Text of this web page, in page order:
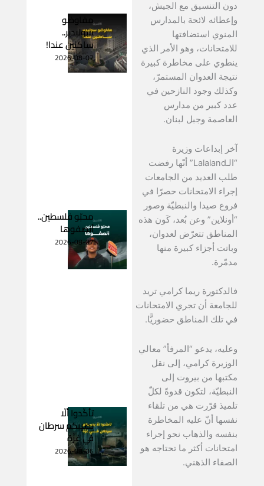
دون التنسيق مع الجيش،
وإعطائه لائحة بالمدارس
المنوي استضافتها
للامتحانات، وهو الأمر الذي
ينطوي على مخاطرة كبيرة
نتيجة العدوان المستمرّ،
وكذلك وجود النازحين في
عدد كبير من مدارس
العاصمة وجبل لبنان.
آخر إبداعات وزيرة
“الـLalaland” أنّها رفضت
طلب العديد من الجامعات
إجراء الامتحانات حصرًا في
فروع صيدا والنبطيّة وصور
“أونلاين” وعن بُعد، كَون هذه
المناطق تتعرّض لعدوان،
وباتت أجزاء كبيرة منها
مدمّرة.
فالدكتورة ريما كرامي تريد
للجامعة أن تجري الامتحانات
في تلك المناطق حضوريًّا.
وعليه، يدعو “المرفأ” معالي
الوزيرة كرامي، إلى نقل
مكتبها من بيروت إلى
النبطيّة، لتكون قدوةً لكلّ
تلميذ قرّرت هي من تلقاء
نفسها أنّ عليه المخاطرة
بنفسه والذهاب نحو إجراء
امتحانات أكثر ما تحتاجه هو
الصفاء الذهني.
مفاوضو
سوليدير..
ساكنين عندا!
2026-08-07
محبّو فلسطين..
أنصفوها
2026-08-07
تأكّدوا ألّا
يصيبكم سرطان
في غزّة
2026-08-06